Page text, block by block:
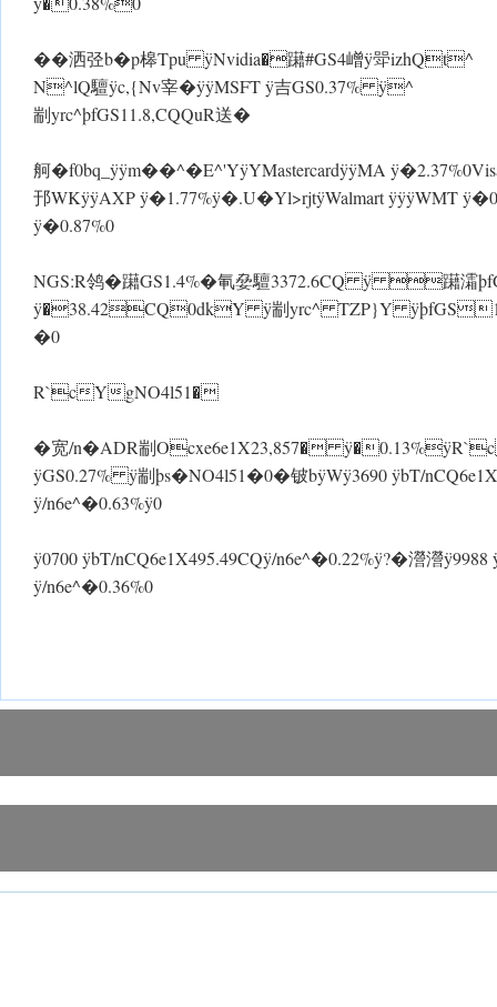
��洒弪b�p槔Tpu ÿNvidia�躤#GS4嶒 ÿ斝izhQt^
N^lQ驙ÿc,{Nv宰�ÿÿMSFT ÿ吉GS0.37% ÿ^
剬yrc^þfGS11.8,CQQuR送�
舸�f0bq_ÿ ÿm��^�E^'Y ÿYMastercardÿÿMA
邘 WKÿÿAXP ÿ�1.77% ÿ �.U�Yl>rjtÿWalmart ÿÿÿWMT
ÿ�0.87%0
NGS:R鸰�躤GS1.4%�氠姭驙3372.6CQ ÿ 躤灀
ÿ�38.42CQ0dkY ÿ剬yrc^ TZP}Y
�0
R`cYgNO4l51�
�宽/n�ADR剬Ocxe6e1X23,857�
ÿGS0.27% ÿ剬þs�NO4l51�0�铍b ÿWÿ3690 ÿbT/
ÿ/n6e^�0.63%ÿ0
ÿ0700 ÿbT/nCQ6e1X495.49CQ ÿ/n6e^�0.22%ÿ?�瀯瀯
ÿ/n6e^�0.36%0